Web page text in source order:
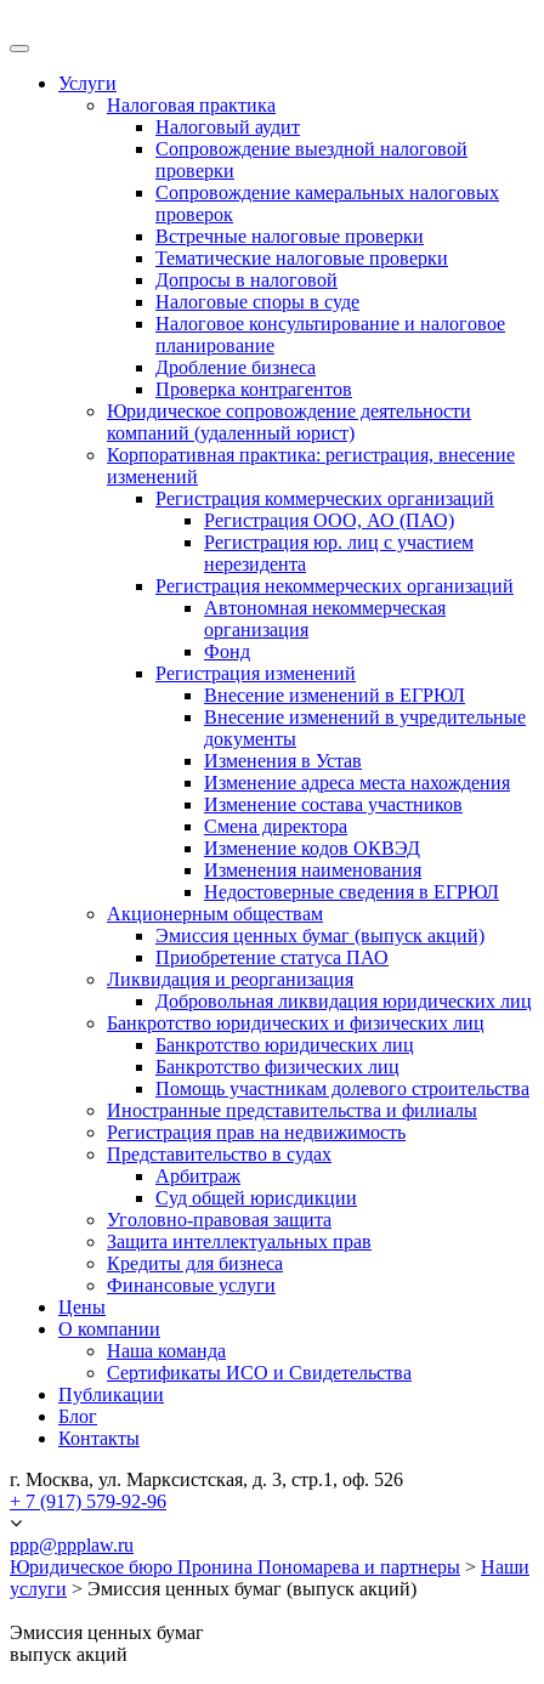
Меню
Услуги
Налоговая практика
Налоговый аудит
Сопровождение выездной налоговой
проверки
Сопровождение камеральных налоговых
проверок
Встречные налоговые проверки
Тематические налоговые проверки
Допросы в налоговой
Налоговые споры в суде
Налоговое консультирование и налоговое
планирование
Дробление бизнеса
Проверка контрагентов
Юридическое сопровождение деятельности
компаний (удаленный юрист)
Корпоративная практика: регистрация, внесение
изменений
Регистрация коммерческих организаций
Регистрация ООО, АО (ПАО)
Регистрация юр. лиц с участием
нерезидента
Регистрация некоммерческих организаций
Автономная некоммерческая
организация
Фонд
Регистрация изменений
Внесение изменений в ЕГРЮЛ
Внесение изменений в учредительные
документы
Изменения в Устав
Изменение адреса места нахождения
Изменение состава участников
Смена директора
Изменение кодов ОКВЭД
Изменения наименования
Недостоверные сведения в ЕГРЮЛ
Акционерным обществам
Эмиссия ценных бумаг (выпуск акций)
Приобретение статуса ПАО
Ликвидация и реорганизация
Добровольная ликвидация юридических лиц
Банкротство юридических и физических лиц
Банкротство юридических лиц
Банкротство физических лиц
Помощь участникам долевого строительства
Иностранные представительства и филиалы
Регистрация прав на недвижимость
Представительство в судах
Арбитраж
Суд общей юрисдикции
Уголовно-правовая защита
Защита интеллектуальных прав
Кредиты для бизнеса
Финансовые услуги
Цены
О компании
Наша команда
Сертификаты ИСО и Свидетельства
Публикации
Блог
Контакты
г. Москва, ул. Марксистская, д. 3, стр.1, оф. 526
+ 7 (917) 579-92-96
ppp@ppplaw.ru
Юридическое бюро Пронина Пономарева и партнеры > Наши
услуги > Эмиссия ценных бумаг (выпуск акций)
Эмиссия ценных бумаг
выпуск акций